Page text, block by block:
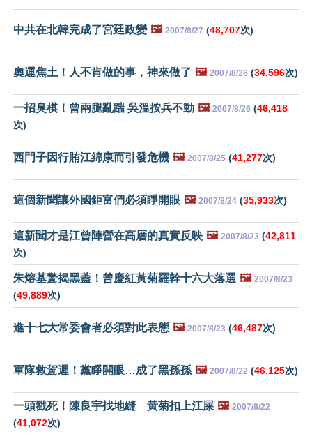
中共在北韓完成了宮廷政變 🖼️ 2007/8/27 (48,707次)
奧運焦土！人不肯做的事，神來做了 🖼️ 2007/8/26 (34,596次)
一招臭棋！曾兩腿亂踹 吳溫按兵不動 🖼️ 2007/8/26 (46,418
次)
西門子因行賄江綿康而引發危機 🖼️ 2007/8/25 (41,277次)
這個新聞讓外國鉅富們必須睜開眼 🖼️ 2007/8/24 (35,933次)
這新聞才是江曾陣營在高層的真實反映 🖼️ 2007/8/23 (42,811
次)
朱熔基驚揭黑蓋！曾慶紅黃菊羅幹十六大落選 🖼️ 2007/8/23
(49,889次)
進十七大常委會者必須對此表態 🖼️ 2007/8/23 (46,487次)
軍隊救駕遲！黨睜開眼…成了黑孫孫 🖼️ 2007/8/22 (46,125次)
一頭戳死！陳良宇找地縫 黃菊扣上江屎 🖼️ 2007/8/22
(41,072次)